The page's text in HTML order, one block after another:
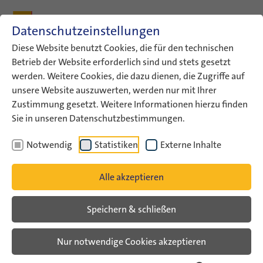
Datenschutzeinstellungen
Diese Website benutzt Cookies, die für den technischen
Betrieb der Website erforderlich sind und stets gesetzt
werden. Weitere Cookies, die dazu dienen, die Zugriffe auf
unsere Website auszuwerten, werden nur mit Ihrer
Zustimmung gesetzt. Weitere Informationen hierzu finden
Sie in unseren Datenschutzbestimmungen.
Notwendig Statistiken Externe Inhalte
Alle akzeptieren
Speichern & schließen
Nur notwendige Cookies akzeptieren
ConAct Aktuelles
ConAct-News
Ein Sommer voller Erlebnisse
ConAct-News
Ein Sommer voller Erlebnisse
Teilen Sie Ihre Begegnungserfahrungen
und Sommerabenteuer auf MyGIX!
Der Sommer 2023 war wie immer eine besonders
beliebte Jahreszeit für den deutsch-israelischen